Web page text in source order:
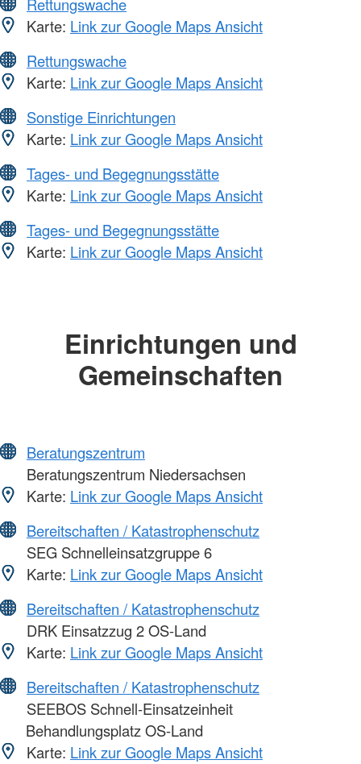
Karte: Link zur Google Maps Ansicht
Rettungswache
Karte: Link zur Google Maps Ansicht
Sonstige Einrichtungen
Karte: Link zur Google Maps Ansicht
Tages- und Begegnungsstätte
Karte: Link zur Google Maps Ansicht
Tages- und Begegnungsstätte
Karte: Link zur Google Maps Ansicht
Einrichtungen und
Gemeinschaften
Beratungszentrum
Beratungszentrum Niedersachsen
Karte: Link zur Google Maps Ansicht
Bereitschaften / Katastrophenschutz
SEG Schnelleinsatzgruppe 6
Karte: Link zur Google Maps Ansicht
Bereitschaften / Katastrophenschutz
DRK Einsatzzug 2 OS-Land
Karte: Link zur Google Maps Ansicht
Bereitschaften / Katastrophenschutz
SEEBOS Schnell-Einsatzeinheit
Behandlungsplatz OS-Land
Karte: Link zur Google Maps Ansicht